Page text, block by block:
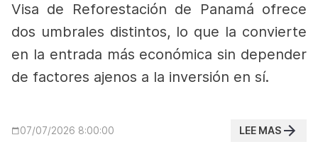
Visa de Reforestación de Panamá ofrece
dos umbrales distintos, lo que la convierte
en la entrada más económica sin depender
de factores ajenos a la inversión en sí.
07/07/2026 8:00:00 LEE MAS